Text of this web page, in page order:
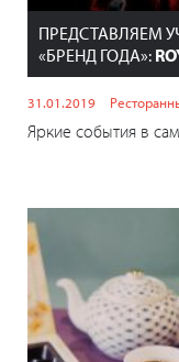
ПРЕДСТАВЛЯЕМ
«БРЕНД ГОДА»:
31.01.2019
Яркие события в